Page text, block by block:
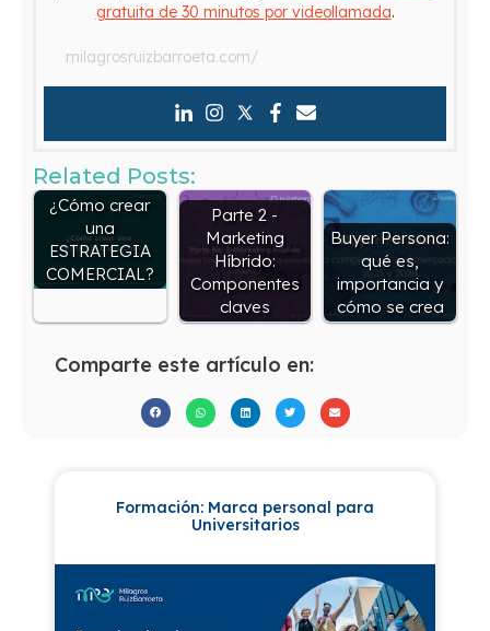
gratuita de 30 minutos por videollamada.
milagrosruizbarroeta.com/
Related Posts:
¿Cómo crear
una
ESTRATEGIA
COMERCIAL?
Parte 2 -
Marketing
Híbrido:
Componentes
claves
Buyer Persona:
qué es,
importancia y
cómo se crea
Comparte este artículo en:
Formación: Marca personal para
Universitarios